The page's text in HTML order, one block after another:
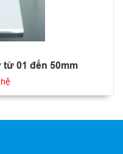
từ 01 đến 50mm